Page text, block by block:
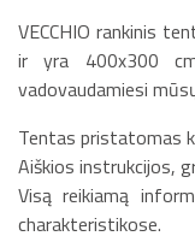
VECCHIO rankinis
ir yra 400x300
vadovaudamiesi
Tentas pristatomas
Aiškios instrukcijos,
Visą reikiamą
charakteristikose.